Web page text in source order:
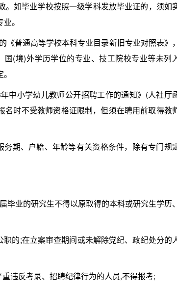
如毕业学校按照一级学科发放毕业证的，须如
。
普通高等学校本科专业目录新旧专业对照表》
(境)外学历学位的专业、技工院校专业等未列
小学幼儿教师公开招聘工作的通知》(人社厅
名时不受教师资格证限制，但须在聘用前取得教
期、户籍、年龄等有关资格条件，除有专门规
业的研究生不得以原取得的本科或研究生学历
的;在立案审查期间或未解除党纪、政纪处分的
违反考录、招聘纪律行为的人员,不得报考;